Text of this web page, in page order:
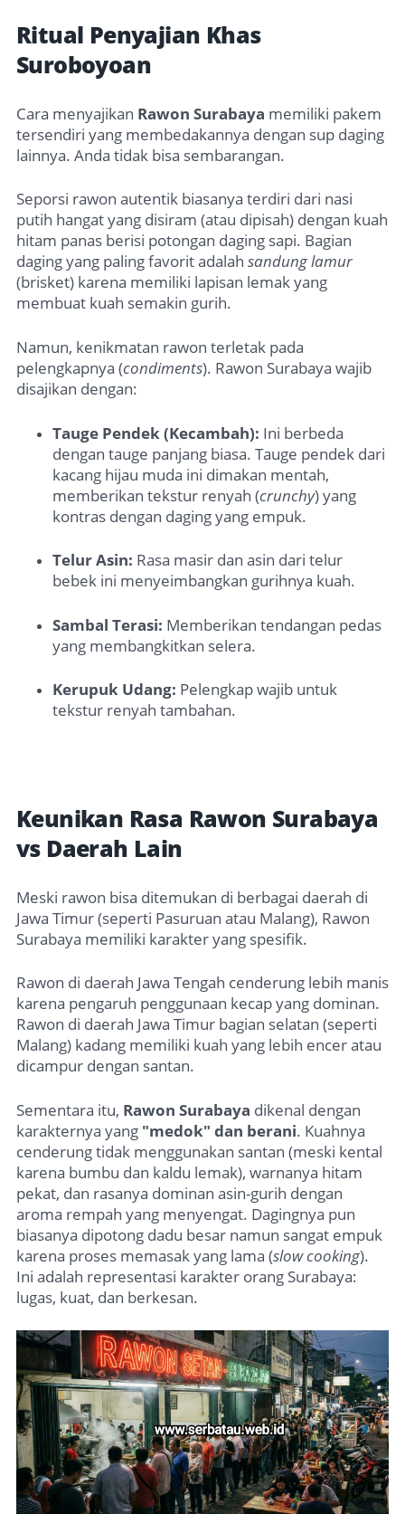
Ritual Penyajian Khas
Suroboyoan
Cara menyajikan Rawon Surabaya memiliki pakem
tersendiri yang membedakannya dengan sup daging
lainnya. Anda tidak bisa sembarangan.
Seporsi rawon autentik biasanya terdiri dari nasi
putih hangat yang disiram (atau dipisah) dengan kuah
hitam panas berisi potongan daging sapi. Bagian
daging yang paling favorit adalah sandung lamur
(brisket) karena memiliki lapisan lemak yang
membuat kuah semakin gurih.
Namun, kenikmatan rawon terletak pada
pelengkapnya (condiments). Rawon Surabaya wajib
disajikan dengan:
Tauge Pendek (Kecambah): Ini berbeda
dengan tauge panjang biasa. Tauge pendek dari
kacang hijau muda ini dimakan mentah,
memberikan tekstur renyah (crunchy) yang
kontras dengan daging yang empuk.
Telur Asin: Rasa masir dan asin dari telur
bebek ini menyeimbangkan gurihnya kuah.
Sambal Terasi: Memberikan tendangan pedas
yang membangkitkan selera.
Kerupuk Udang: Pelengkap wajib untuk
tekstur renyah tambahan.
Keunikan Rasa Rawon Surabaya
vs Daerah Lain
Meski rawon bisa ditemukan di berbagai daerah di
Jawa Timur (seperti Pasuruan atau Malang), Rawon
Surabaya memiliki karakter yang spesifik.
Rawon di daerah Jawa Tengah cenderung lebih manis
karena pengaruh penggunaan kecap yang dominan.
Rawon di daerah Jawa Timur bagian selatan (seperti
Malang) kadang memiliki kuah yang lebih encer atau
dicampur dengan santan.
Sementara itu, Rawon Surabaya dikenal dengan
karakternya yang "medok" dan berani. Kuahnya
cenderung tidak menggunakan santan (meski kental
karena bumbu dan kaldu lemak), warnanya hitam
pekat, dan rasanya dominan asin-gurih dengan
aroma rempah yang menyengat. Dagingnya pun
biasanya dipotong dadu besar namun sangat empuk
karena proses memasak yang lama (slow cooking).
Ini adalah representasi karakter orang Surabaya:
lugas, kuat, dan berkesan.